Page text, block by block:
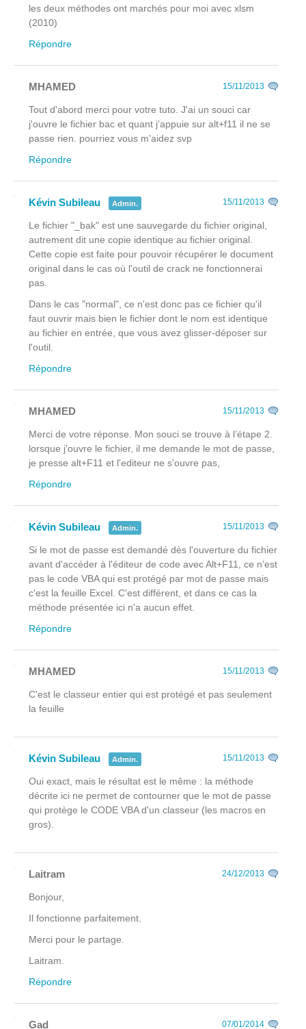
les deux méthodes ont marchés pour moi avec xlsm
(2010)
Répondre
MHAMED 15/11/2013
Tout d'abord merci pour votre tuto. J'ai un souci car
j'ouvre le fichier bac et quant j'appuie sur alt+f11 il ne se
passe rien. pourriez vous m'aidez svp
Répondre
Kévin Subileau Admin. 15/11/2013
Le fichier "_bak" est une sauvegarde du fichier original,
autrement dit une copie identique au fichier original.
Cette copie est faite pour pouvoir récupérer le document
original dans le cas où l'outil de crack ne fonctionnerai
pas.
Dans le cas "normal", ce n'est donc pas ce fichier qu'il
faut ouvrir mais bien le fichier dont le nom est identique
au fichier en entrée, que vous avez glisser-déposer sur
l'outil.
Répondre
MHAMED 15/11/2013
Merci de votre réponse. Mon souci se trouve à l’étape 2.
lorsque j'ouvre le fichier, il me demande le mot de passe,
je presse alt+F11 et l'editeur ne s'ouvre pas,
Répondre
Kévin Subileau Admin. 15/11/2013
Si le mot de passe est demandé dès l'ouverture du fichier
avant d'accéder à l'éditeur de code avec Alt+F11, ce n'est
pas le code VBA qui est protégé par mot de passe mais
c'est la feuille Excel. C'est différent, et dans ce cas la
méthode présentée ici n'a aucun effet.
Répondre
MHAMED 15/11/2013
C'est le classeur entier qui est protégé et pas seulement
la feuille
Kévin Subileau Admin. 15/11/2013
Oui exact, mais le résultat est le même : la méthode
décrite ici ne permet de contourner que le mot de passe
qui protège le CODE VBA d'un classeur (les macros en
gros).
Laitram 24/12/2013
Bonjour,
Il fonctionne parfaitement.
Merci pour le partage.
Laitram.
Répondre
Gad 07/01/2014